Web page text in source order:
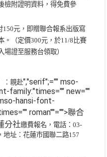
檢附證明資料，得免費參
150元，即贈聯合報系出版寫
。（定價300元，於11/8 比賽
場證至服務台領取）
：親赴","serif";="" mso-
family:"times="" new=""
hansi-font-
roman""="">聯合
分社繳費報名，電話： 03-
，地址：花蓮市國聯二路157